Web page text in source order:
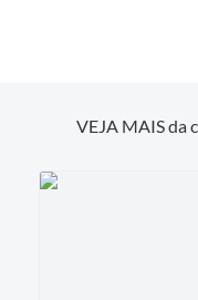
VEJA MAIS da